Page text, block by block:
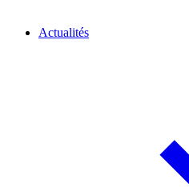
Actualités